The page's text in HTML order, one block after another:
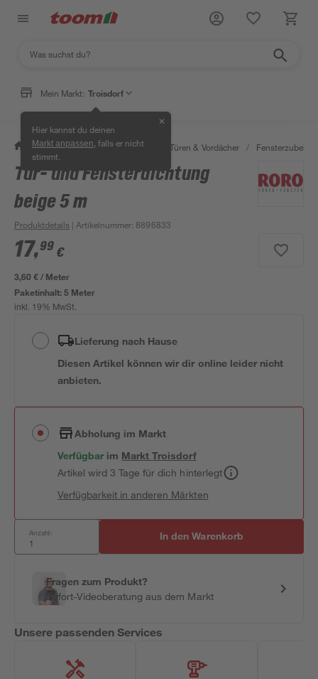
Mein Markt: Troisdorf
Hier kannst du deinen
Markt anpassen , falls er nicht
stimmt.
✕
/ Bauen & Renovieren / Fenster, Türen & Vordächer /
Tür- und Fensterdichtung
beige 5 m
Produktdetails | Artikelnummer: 8896833
17,99 €
3,60 € / Meter
Paketinhalt:5 Meter
inkl. 19% MwSt.
Lieferung nach Hause
Diesen Artikel können wir dir online leider nicht
anbieten.
Abholung im Markt
Verfügbar im MarktTroisdorf
Artikel wird 3 Tage für dich hinterlegt
Verfügbarkeit in anderen Märkten
Anzahl: In den Warenkorb
Fragen zum Produkt?
Sofort-Videoberatung aus dem Markt
Unsere passenden Services